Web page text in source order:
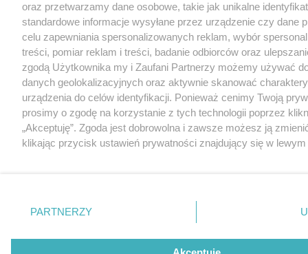
oraz przetwarzamy dane osobowe, takie jak unikalne
standardowe informacje wysyłane przez urządzenie czy dane
celu zapewniania spersonalizowanych reklam, wybór
treści, pomiar reklam i treści, badanie odbiorców oraz
zgodą Użytkownika my i Zaufani Partnerzy możemy używać
danych geolokalizacyjnych oraz aktywnie skanować
urządzenia do celów identyfikacji. Ponieważ cenimy Twoją
prosimy o zgodę na korzystanie z tych technologii poprzez
„Akceptuję”. Zgoda jest dobrowolna i zawsze możesz ją
klikając przycisk ustawień prywatności znajdujący się w
Zapoznaj się z poniższymi informacjami, abyś mógł
PARTNERZY